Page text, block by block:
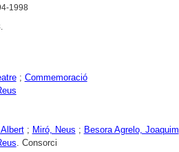
1998
; Commemoració
; Miró, Neus ; Besora Agrelo, Joaquim
. Consorci